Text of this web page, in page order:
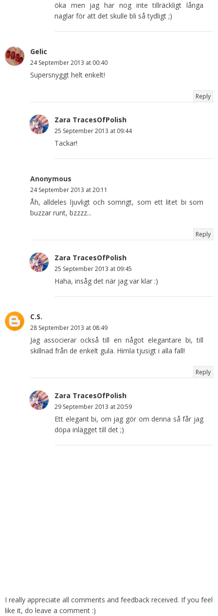
öka men jag har nog inte tillräckligt långa
naglar för att det skulle bli så tydligt ;)
Gelic
24 September 2013 at 00:40
Supersnyggt helt enkelt!
Reply
Zara TracesOfPolish
25 September 2013 at 09:44
Tackar!
Anonymous
24 September 2013 at 20:11
Åh, alldeles ljuvligt och somrigt, som ett litet bi som
buzzar runt, bzzzz...
Reply
Zara TracesOfPolish
25 September 2013 at 09:45
Haha, insåg det när jag var klar :)
C.S.
28 September 2013 at 08:49
Jag associerar också till en något elegantare bi, till
skillnad från de enkelt gula. Himla tjusigt i alla fall!
Reply
Zara TracesOfPolish
29 September 2013 at 20:59
Ett elegant bi, om jag gör om denna så får jag
döpa inlägget till det ;)
I really appreciate all comments and feedback received. If you feel
like it, do leave a comment :)